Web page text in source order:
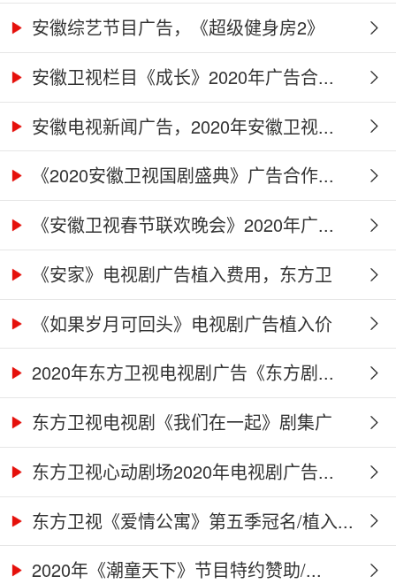
及...安徽综艺节目广告，《超级健身房2》
广...安徽卫视栏目《成长》2020年广告合...
安徽电视新闻广告，2020年安徽卫视...
《2020安徽卫视国剧盛典》广告合作...
《安徽卫视春节联欢晚会》2020年广...
《安家》电视剧广告植入费用，东方卫
视...《如果岁月可回头》电视剧广告植入价
格...2020年东方卫视电视剧广告《东方剧...
东方卫视电视剧《我们在一起》剧集广
告...东方卫视心动剧场2020年电视剧广告...
东方卫视《爱情公寓》第五季冠名/植入...
2020年《潮童天下》节目特约赞助/...